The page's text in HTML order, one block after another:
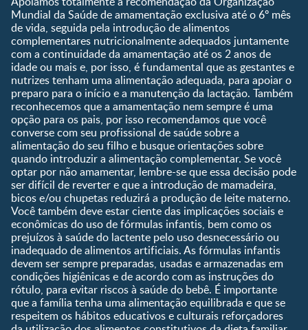
1 a 3 anos
Pré-escolar
Ferramentas
Quando eu ficarei fértil?
Que dia meu bebê vai
nascer?
Guia de Nomes para Bebê
Calendário de semanas de
gravidez
Calculadora de cor dos
olhos
Curva de crescimento do
bebê
Planeta dos Pais
Receitas
Mundial da Saúde de amamentação exclusiva até o 6º mês
de vida, seguida pela introdução de alimentos
complementares nutricionalmente adequados juntamente
com a continuidade da amamentação até os 2 anos de
idade ou mais e, por isso, é fundamental que as gestantes e
nutrizes tenham uma alimentação adequada, para apoiar o
preparo para o início e a manutenção da lactação. Também
reconhecemos que a amamentação nem sempre é uma
opção para os pais, por isso recomendamos que você
converse com seu profissional de saúde sobre a
alimentação do seu filho e busque orientações sobre
quando introduzir a alimentação complementar. Se você
optar por não amamentar, lembre-se que essa decisão pode
ser difícil de reverter e que a introdução de mamadeira,
bicos e/ou chupetas reduzirá a produção de leite materno.
Você também deve estar ciente das implicações sociais e
econômicas do uso de fórmulas infantis, bem como os
prejuízos à saúde do lactente pelo uso desnecessário ou
inadequado de alimentos artificiais. As fórmulas infantis
devem ser sempre preparadas, usadas e armazenadas em
condições higiênicas e de acordo com as instruções do
rótulo, para evitar riscos à saúde do bebê. É importante
que a família tenha uma alimentação equilibrada e que se
respeitem os hábitos educativos e culturais reforçadores